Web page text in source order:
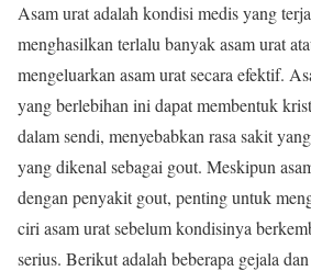
Asam urat adalah kondisi medis yang
menghasilkan terlalu banyak asam urat
mengeluarkan asam urat secara efektif.
yang berlebihan ini dapat membentuk
dalam sendi, menyebabkan rasa sakit
yang dikenal sebagai gout. Meskipun
dengan penyakit gout, penting untuk
ciri asam urat sebelum kondisinya
serius. Berikut adalah beberapa gejala